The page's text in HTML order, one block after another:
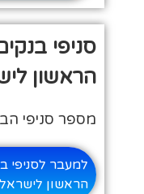
סניפי
הראשון
מספר סניפי
למעבר לסניפי
הראשון